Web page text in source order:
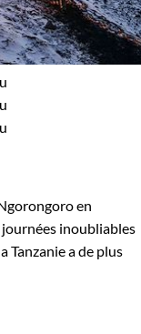
en
inoubliables
Tanzanie a de plus